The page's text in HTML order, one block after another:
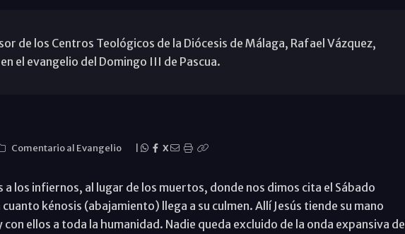
de los Centros Teológicos de la Diócesis de Málaga, Rafael Vázquez,
el evangelio del Domingo III de Pascua.
Comentario al Evangelio X
a los infiernos, al lugar de los muertos, donde nos dimos cita el Sábado
kénosis (abajamiento) llega a su culmen. Allí Jesús tiende su mano
con ellos a toda la humanidad. Nadie queda excluido de la onda expansiva del